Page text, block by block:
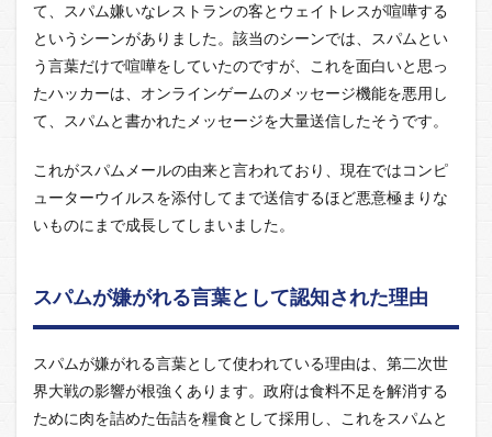
て、スパム嫌いなレストランの客とウェイトレスが喧嘩する
というシーンがありました。該当のシーンでは、スパムとい
う言葉だけで喧嘩をしていたのですが、これを面白いと思っ
たハッカーは、オンラインゲームのメッセージ機能を悪用し
て、スパムと書かれたメッセージを大量送信したそうです。
これがスパムメールの由来と言われており、現在ではコンピ
ューターウイルスを添付してまで送信するほど悪意極まりな
いものにまで成長してしまいました。
スパムが嫌がれる言葉として認知された理由
スパムが嫌がれる言葉として使われている理由は、第二次世
界大戦の影響が根強くあります。政府は食料不足を解消する
ために肉を詰めた缶詰を糧食として採用し、これをスパムと